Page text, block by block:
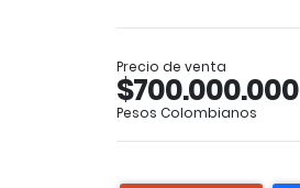
Precio de venta
$700.000.000
Pesos Colombianos